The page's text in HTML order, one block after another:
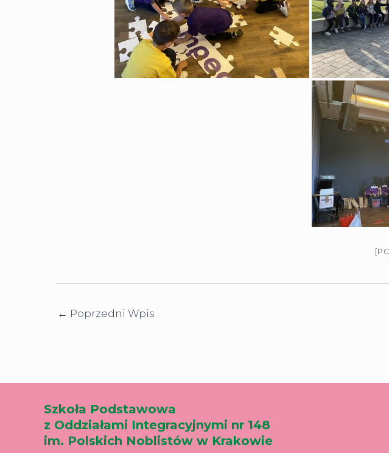
← Poprzedni Wpis
Szkoła Podstawowa
z Oddziałami Integracyjnymi nr 148
im. Polskich Noblistów w Krakowie